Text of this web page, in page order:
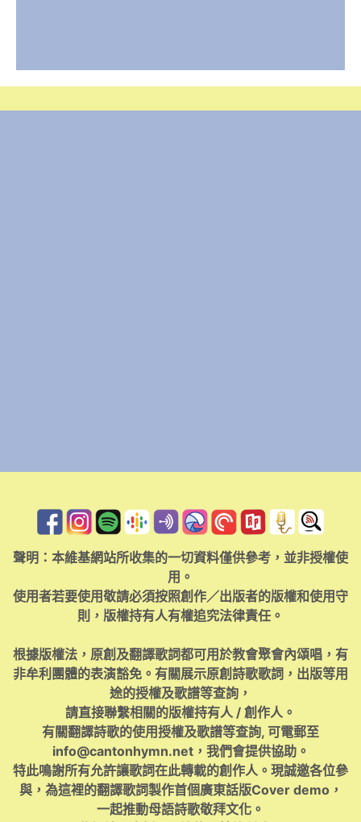
聲明：本維基網站所收集的一切資料僅供參考，並非授權使
用。
使用者若要使用敬請必須按照創作／出版者的版權和使用守
則，版權持有人有權追究法律責任。
根據版權法，原創及翻譯歌詞都可用於教會聚會內頌唱，有
非牟利團體的表演豁免。有關展示原創詩歌歌詞，出版等用
途的授權及歌譜等查詢，
請直接聯繫相關的版權持有人 / 創作人。
有關翻譯詩歌的使用授權及歌譜等查詢, 可電郵至
info@cantonhymn.net，我們會提供協助。
特此鳴謝所有允許讓歌詞在此轉載的創作人。現誠邀各位參
與，為這裡的翻譯歌詞製作首個廣東話版Cover demo，
一起推動母語詩歌敬拜文化。